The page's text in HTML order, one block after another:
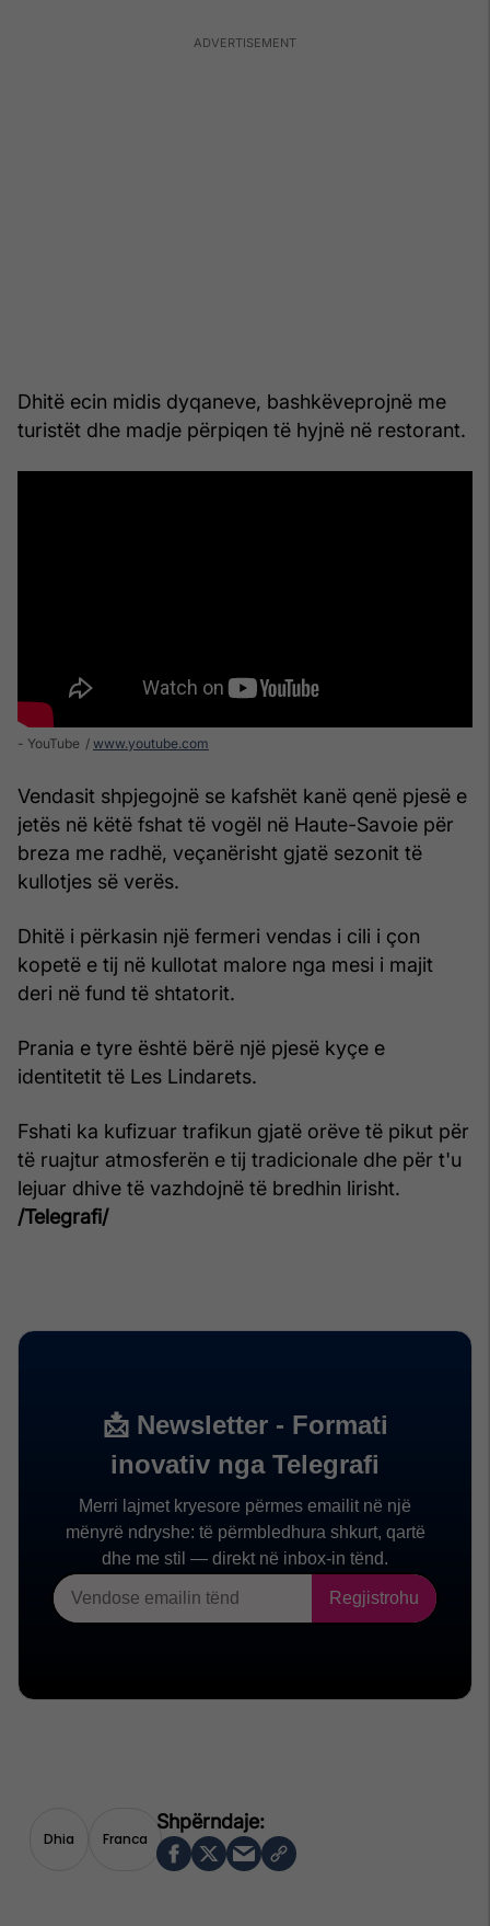
Dhitë ecin midis dyqaneve, bashkëveprojnë me
turistët dhe madje përpiqen të hyjnë në restorant.
- YouTube www.youtube.com
Vendasit shpjegojnë se kafshët kanë qenë pjesë e
jetës në këtë fshat të vogël në Haute-Savoie për
breza me radhë, veçanërisht gjatë sezonit të
kullotjes së verës.
Dhitë i përkasin një fermeri vendas i cili i çon
kopetë e tij në kullotat malore nga mesi i majit
deri në fund të shtatorit.
Prania e tyre është bërë një pjesë kyçe e
identitetit të Les Lindarets.
Fshati ka kufizuar trafikun gjatë orëve të pikut për
të ruajtur atmosferën e tij tradicionale dhe për t'u
lejuar dhive të vazhdojnë të bredhin lirisht.
/Telegrafi/
Dhia Franca